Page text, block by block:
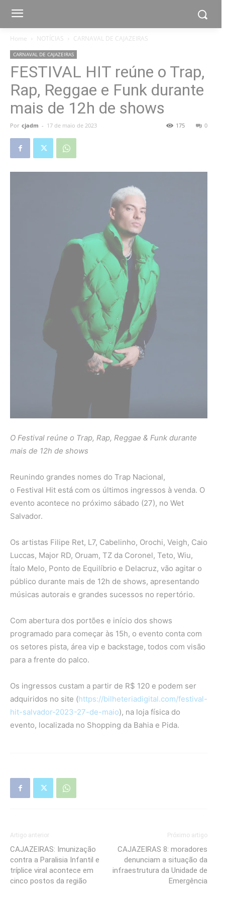
Home NOTÍCIAS CARNAVAL DE CAJAZEIRAS
CARNAVAL DE CAJAZEIRAS
FESTIVAL HIT reúne o Trap,
Rap, Reggae e Funk durante
mais de 12h de shows
Por cjadm - 17 de maio de 2023 0
175
O Festival reúne o Trap, Rap, Reggae & Funk durante
mais de 12h de shows
Reunindo grandes nomes do Trap Nacional,
o Festival Hit está com os últimos ingressos à venda. O
evento acontece no próximo sábado (27), no Wet
Salvador.
Os artistas Filipe Ret, L7, Cabelinho, Orochi, Veigh, Caio
Luccas, Major RD, Oruam, TZ da Coronel, Teto, Wiu,
Ítalo Melo, Ponto de Equilíbrio e Delacruz, vão agitar o
público durante mais de 12h de shows, apresentando
músicas autorais e grandes sucessos no repertório.
Com abertura dos portões e início dos shows
programado para começar às 15h, o evento conta com
os setores pista, área vip e backstage, todos com visão
para a frente do palco.
Os ingressos custam a partir de R$ 120 e podem ser
adquiridos no site (https://bilheteriadigital.com/festival-
hit-salvador-2023-27-de-maio), na loja física do
evento, localizada no Shopping da Bahia e Pida.
Artigo anterior
CAJAZEIRAS: Imunização
contra a Paralisia Infantil e
tríplice viral acontece em
cinco postos da região
Próximo artigo
CAJAZEIRAS 8: moradores
denunciam a situação da
infraestrutura da Unidade de
Emergência